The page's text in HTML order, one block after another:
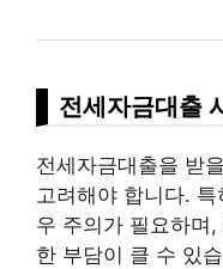
전세자금대출
전세자금대출을 받
고려해야 합니다.
우 주의가 필요하며
한 부담이 클 수 있